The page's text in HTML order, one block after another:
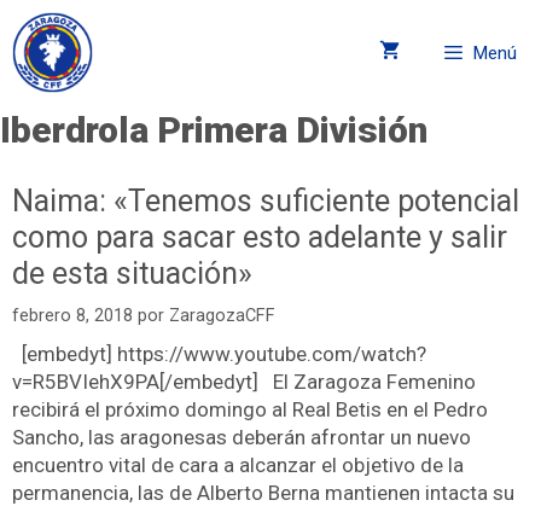
Menú
Iberdrola Primera División
Naima: «Tenemos suficiente potencial
como para sacar esto adelante y salir
de esta situación»
febrero 8, 2018 por ZaragozaCFF
[embedyt] https://www.youtube.com/watch?
v=R5BVIehX9PA[/embedyt] El Zaragoza Femenino
recibirá el próximo domingo al Real Betis en el Pedro
Sancho, las aragonesas deberán afrontar un nuevo
encuentro vital de cara a alcanzar el objetivo de la
permanencia, las de Alberto Berna mantienen intacta su